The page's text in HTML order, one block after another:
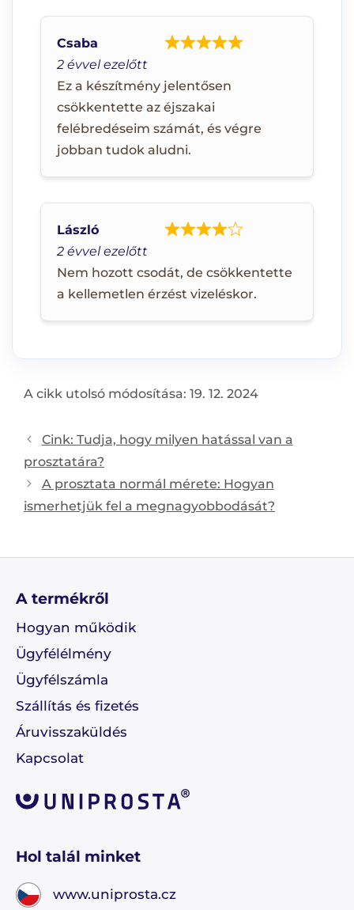
2 évvel ezelőtt
Ez a készítmény jelentősen
csökkentette az éjszakai
felébredéseim számát, és végre
jobban tudok aludni.
Csaba
2 évvel ezelőtt
Nem hozott csodát, de csökkentette
a kellemetlen érzést vizeléskor.
László
A cikk utolsó módosítása: 19. 12. 2024
Post
navigation
Cink: Tudja, hogy milyen hatással van a
prosztatára?
A prosztata normál mérete: Hogyan
ismerhetjük fel a megnagyobbodását?
A termékről
Hogyan működik
Ügyfélélmény
Ügyfélszámla
Szállítás és fizetés
Áruvisszaküldés
Kapcsolat
Hol talál minket
www.uniprosta.cz